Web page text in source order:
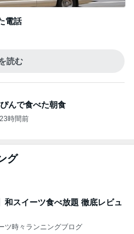
電話
読む
んで食べた朝食
23時間前
グ
和スイーツ食べ放題 徹底レビュ
ツ時々ランニングブログ